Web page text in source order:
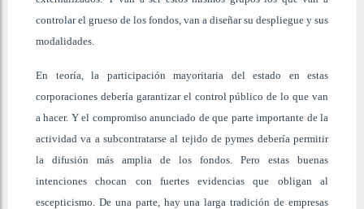
controlar el grueso de los fondos, van a diseñar su despliegue y sus
modalidades.
En teoría, la participación mayoritaria del estado en estas
corporaciones debería garantizar el control público de lo que van
a hacer. Y el compromiso anunciado de que parte importante de la
actividad va a subcontratarse al tejido de pymes debería permitir
la difusión más amplia de los fondos. Pero estas buenas
intenciones chocan con fuertes evidencias que obligan al
escepticismo. De una parte, hay una larga tradición de empresas